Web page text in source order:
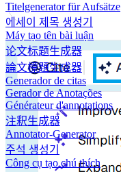
Titelgenerator für Aufsätze
에세이 제목 생성기
Máy tạo tên bài luận
论文标题生成器
論文標題生成器
Generador de citas
Gerador de Anotações
Générateur d'annotations
注釈生成器
Annotator-Generator
주석 생성기
Công cụ tạo chú thích